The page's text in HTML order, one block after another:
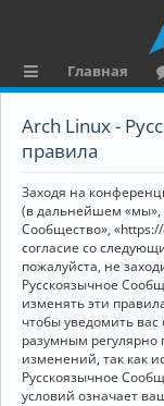
ы
к
и
Главная
Arch Linux -
правила
Заходя на
(в дальнейшем «мы»,
Сообщество»,
согласие со
пожалуйста, не
Русскоязычное
изменять эти
чтобы уведомить
разумным регулярно
изменений, так как
Русскоязычное
условий означает